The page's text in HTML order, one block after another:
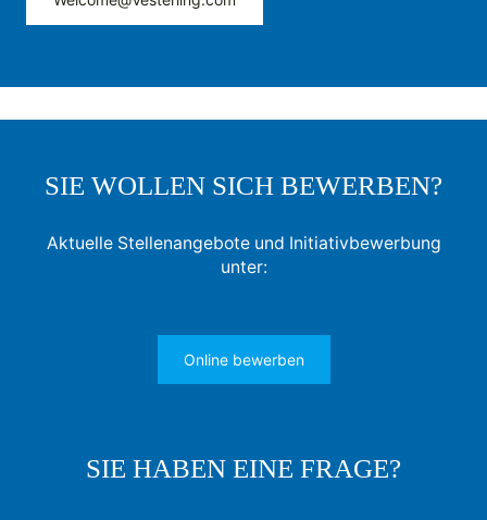
SIE WOLLEN SICH BEWERBEN?
Aktuelle Stellenangebote und Initiativbewerbung
unter:
Online bewerben
SIE HABEN EINE FRAGE?